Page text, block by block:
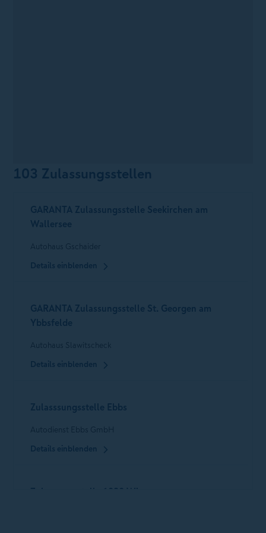
103 Zulassungsstellen
GARANTA Zulassungsstelle Seekirchen am
Wallersee
Autohaus Gschaider
Details einblenden
GARANTA Zulassungsstelle St. Georgen am
Ybbsfelde
Autohaus Slawitscheck
Details einblenden
Zulasssungsstelle Ebbs
Autodienst Ebbs GmbH
Details einblenden
Zulassungsstelle 1030 Wien